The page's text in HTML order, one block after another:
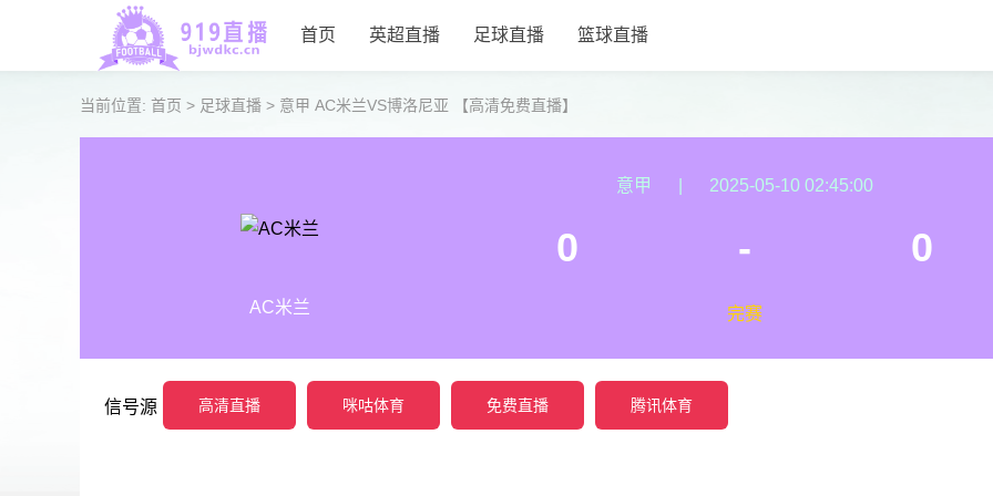
首页 英超直播 足球直播 篮球直播
当前位置: 首页 > 足球直播 > 意甲 AC米兰VS博洛尼亚 【高清免费直播】
AC米兰
意甲 2025-05-10 02:45:00
0 - 0
完赛
信号源 高清直播 咪咕体育 免费直播 腾讯体育